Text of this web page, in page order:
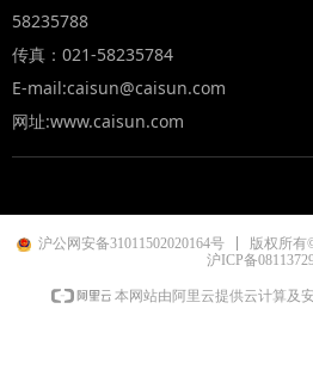
58235788
传真：021-58235784
E-mail:caisun@caisun.com
网址:www.caisun.com
沪公网安备31011502020164号
版权所有
沪ICP备
本网站由阿里云提供云计算及